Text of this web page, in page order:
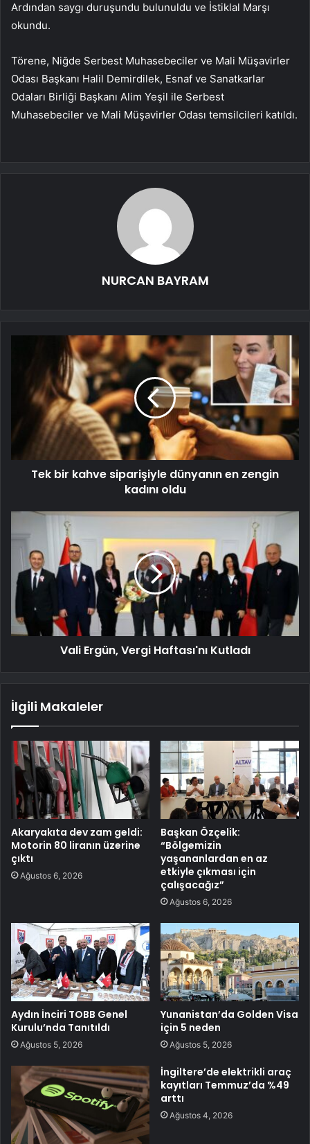
Ardından saygı duruşundu bulunuldu ve İstiklal Marşı
okundu.
Törene, Niğde Serbest Muhasebeciler ve Mali Müşavirler
Odası Başkanı Halil Demirdilek, Esnaf ve Sanatkarlar
Odaları Birliği Başkanı Alim Yeşil ile Serbest
Muhasebeciler ve Mali Müşavirler Odası temsilcileri katıldı.
NURCAN BAYRAM
Tek bir kahve siparişiyle dünyanın en zengin
kadını oldu
Vali Ergün, Vergi Haftası'nı Kutladı
İlgili Makaleler
Akaryakıta dev zam geldi:
Motorin 80 liranın üzerine
çıktı
Ağustos 6, 2026
Başkan Özçelik:
“Bölgemizin
yaşananlardan en az
etkiyle çıkması için
çalışacağız”
Ağustos 6, 2026
Aydın İnciri TOBB Genel
Kurulu’nda Tanıtıldı
Ağustos 5, 2026
Yunanistan’da Golden Visa
için 5 neden
Ağustos 5, 2026
İngiltere’de elektrikli araç
kayıtları Temmuz’da %49
arttı
Ağustos 4, 2026